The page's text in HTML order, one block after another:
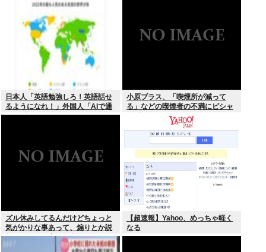
日本人「英語勉強しろ！英語話せ
るようになれ！」外国人「AIで通
訳アプリ使えばいいじゃん」
小原ブラス、「喫煙所が減って
る」などの喫煙者の不満にピシャ
リ 「じゃあやめれば？タバコなん
て家でだけ吸ってればいい」
ズル休みしてるんだけどちょっと
気がかりな事あって、煽りとか説
教とか抜きに客観的意見くれる人
だけきてくれ
【超速報】Yahoo、めっちゃ軽く
なる